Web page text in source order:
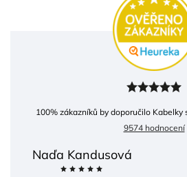
100% zákazníků by doporučilo Kabelky
9574 hodnocení
Naďa Kandusová